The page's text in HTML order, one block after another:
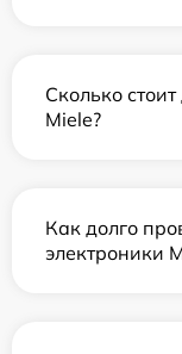
Сколько
Miele?
Как долго
электроники